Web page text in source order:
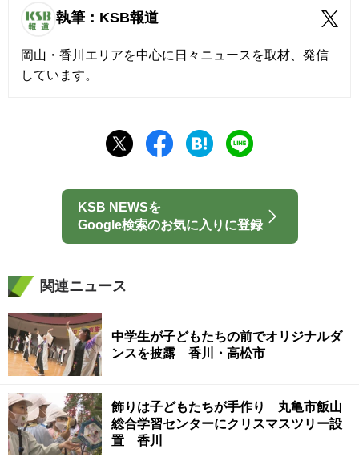
執筆：KSB報道
岡山・香川エリアを中心に日々ニュースを取材、発信
しています。
KSB NEWSを
Google検索のお気に入りに登録
関連ニュース
中学生が子どもたちの前でオリジナルダ
ンスを披露 香川・高松市
飾りは子どもたちが手作り 丸亀市飯山
総合学習センターにクリスマスツリー設
置 香川